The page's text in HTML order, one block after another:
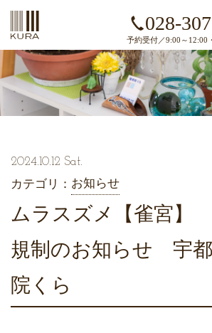
028-
予約受付／9:00～12:00
2024.10.12 Sat.
カテゴリ： お知らせ
ムラスズメ【雀宮】
規制のお知らせ 宇
院くら